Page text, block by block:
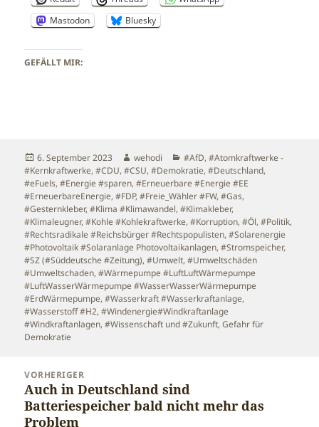
Mastodon
Bluesky
GEFÄLLT MIR:
Veröffentlicht
am
6. September 2023 Autor
wehodi Kategorien
#AfD,#Atomkraftwerke -
#Kernkraftwerke,#CDU,#CSU,#Demokratie,#Deutschland,
#eFuels,#Energie #sparen,#Erneuerbare #Energie #EE
#ErneuerbareEnergie,#FDP,#Freie_Wähler #FW,#Gas,
#Gesternkleber,#Klima #Klimawandel,#Klimakleber,
#Klimaleugner,#Kohle #Kohlekraftwerke,#Korruption,#Öl,#Politik,
#Rechtsradikale #Reichsbürger #Rechtspopulisten,#Solarenergie
#Photovoltaik #Solaranlage Photovoltaikanlagen,#Stromspeicher,
#SZ (#Süddeutsche #Zeitung),#Umwelt,#Umweltschäden
#Umweltschaden,#Wärmepumpe #LuftLuftWärmepumpe
#LuftWasserWärmepumpe #WasserWasserWärmepumpe
#ErdWärmepumpe,#Wasserkraft #Wasserkraftanlage,
#Wasserstoff #H2,#Windenergie#Windkraftanlage
#Windkraftanlagen,#Wissenschaft und #Zukunft,Gefahr für
Demokratie
Beitragsnavigation
VORHERIGER
Vorheriger
Beitrag:
Auch in Deutschland sind
Batteriespeicher bald nicht mehr das
Problem